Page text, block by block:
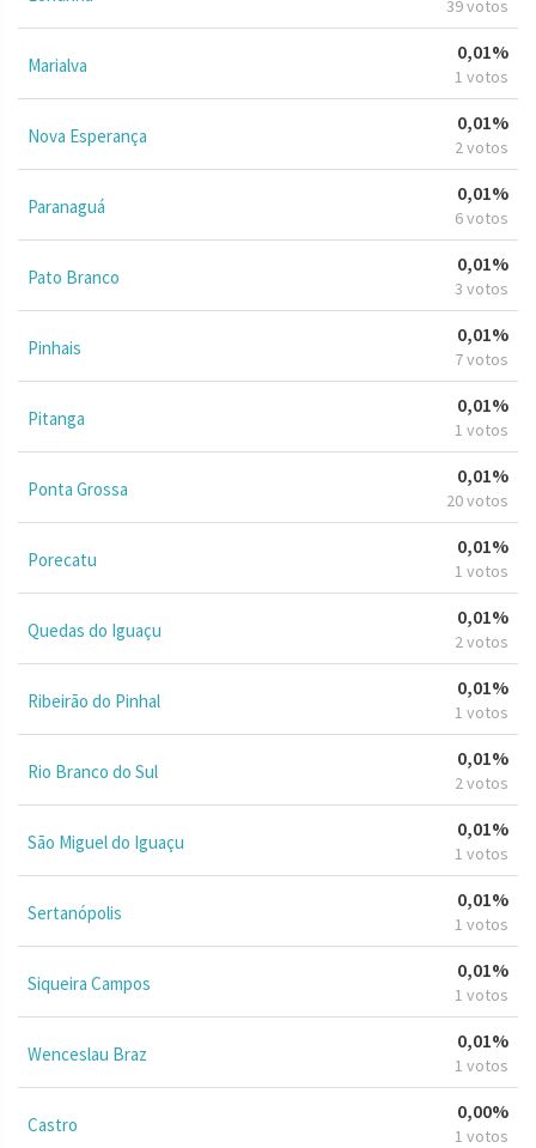
39 votos
Marialva
0,01%
1 votos
Nova Esperança
0,01%
2 votos
Paranaguá
0,01%
6 votos
Pato Branco
0,01%
3 votos
Pinhais
0,01%
7 votos
Pitanga
0,01%
1 votos
Ponta Grossa
0,01%
20 votos
Porecatu
0,01%
1 votos
Quedas do Iguaçu
0,01%
2 votos
Ribeirão do Pinhal
0,01%
1 votos
Rio Branco do Sul
0,01%
2 votos
São Miguel do Iguaçu
0,01%
1 votos
Sertanópolis
0,01%
1 votos
Siqueira Campos
0,01%
1 votos
Wenceslau Braz
0,01%
1 votos
Castro
0,00%
1 votos